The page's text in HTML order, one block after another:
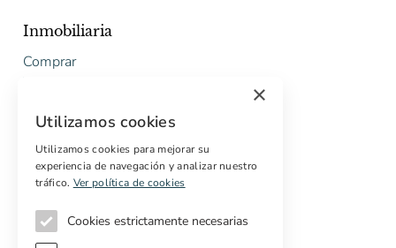
Inmobiliaria
Comprar
Presupuesto gratuito de rehabilitación
Servicios
Marketing digital
Propiedades off-market
Servicios para compradores
×
Utilizamos cookies
Utilizamos cookies para mejorar su
experiencia de navegación y analizar nuestro
tráfico. Ver política de cookies
Cookies estrictamente necesarias